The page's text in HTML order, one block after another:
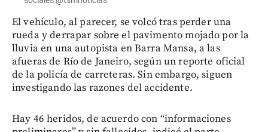
El vehículo, al parecer, se volcó tras perder una
rueda y derrapar sobre el pavimento mojado por la
lluvia en una autopista en Barra Mansa, a las
afueras de Río de Janeiro, según un reporte oficial
de la policía de carreteras. Sin embargo, siguen
investigando las razones del accidente.
Hay 46 heridos, de acuerdo con “informaciones